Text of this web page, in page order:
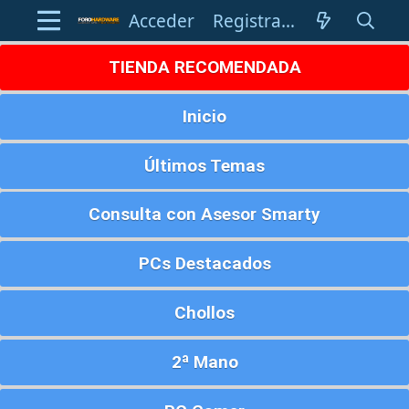
Acceder Registrarse
TIENDA RECOMENDADA
Inicio
Últimos Temas
Consulta con Asesor Smarty
PCs Destacados
Chollos
2ª Mano